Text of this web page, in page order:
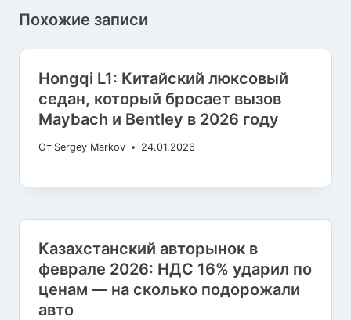
Похожие записи
Hongqi L1: Китайский люксовый
седан, который бросает вызов
Maybach и Bentley в 2026 году
От Sergey Markov 24.01.2026
Казахстанский авторынок в
феврале 2026: НДС 16% ударил по
ценам — на сколько подорожали
авто